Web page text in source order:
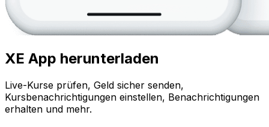
XE App herunterladen
Live-Kurse prüfen, Geld sicher senden,
Kursbenachrichtigungen einstellen, Benachrichtigungen
erhalten und mehr.